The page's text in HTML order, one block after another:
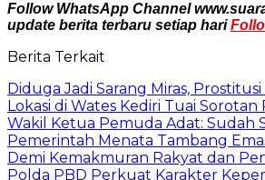
Follow WhatsApp Channel
update berita terbaru setiap hari
Berita Terkait
Diduga Jadi Sarang Miras,
Lokasi di Wates Kediri Tuai
Wakil Ketua Pemuda Adat: Sudah
Pemerintah Menata Tambang
Demi Kemakmuran Rakyat dan
Polda PBD Perkuat Karakter